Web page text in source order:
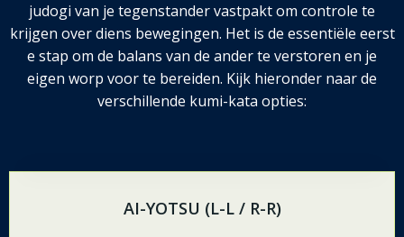
judogi van je tegenstander vastpakt om controle te
krijgen over diens bewegingen. Het is de essentiële eerst
e stap om de balans van de ander te verstoren en je
eigen worp voor te bereiden. Kijk hieronder naar de
verschillende kumi-kata opties:
AI-YOTSU (L-L / R-R)